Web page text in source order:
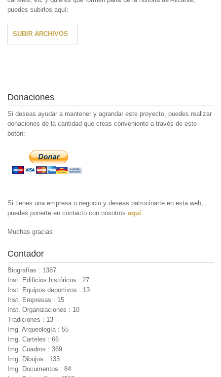
puedes subirlos aquí:
SUBIR ARCHIVOS
Donaciones
Si deseas ayudar a mantener y agrandar este proyecto, puedes realizar
donaciones de la cantidad que creas conveniente a través de este
botón:
Si tienes una empresa o negocio y deseas patrocinarte en esta web,
puedes ponerte en contacto con nosotros aquí
Muchas gracias
Contador
Biografías : 1387
Inst. Edificios históricos : 27
Inst. Equipos deportivos : 13
Inst. Empresas : 15
Inst. Organizaciones : 10
Tradiciones : 13
Img. Arqueología : 55
Img. Carteles : 66
Img. Cuadros : 369
Img. Dibujos : 133
Img. Documentos : 84